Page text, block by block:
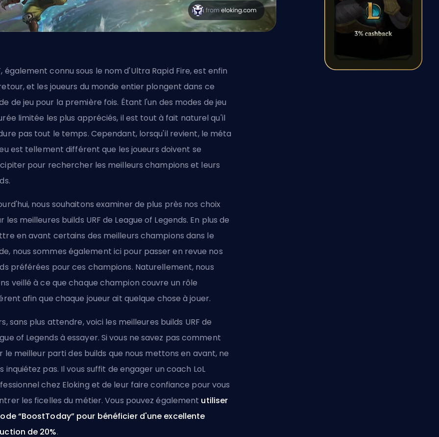
également connu sous le nom d'Ultra Rapid Fire, est enfin
et les joueurs du monde entier plongent dans ce
de jeu pour la première fois. Étant l'un des modes de jeu
limitée les plus appréciés, il est tout à fait naturel qu'il
pas tout le temps. Cependant, lorsqu'il revient, le méta
est tellement différent que les joueurs doivent se
pour rechercher les meilleurs champions et leurs
nous souhaitons examiner de plus près nos choix
les meilleures builds URF de League of Legends. En plus de
en avant certains des meilleurs champions dans le
nous sommes également ici pour passer en revue nos
préférées pour ces champions. Naturellement, nous
veillé à ce que chaque champion couvre un rôle
afin que chaque joueur ait quelque chose à jouer.
sans plus attendre, voici les meilleures builds URF de
of Legends à essayer. Si vous ne savez pas comment
le meilleur parti des builds que nous mettons en avant, ne
inquiétez pas. Il vous suffit de engager un coach LoL
chez Eloking et de leur faire confiance pour vous
les ficelles du métier. Vous pouvez également utiliser
“BoostToday” pour bénéficier d'une excellente
de 20%.